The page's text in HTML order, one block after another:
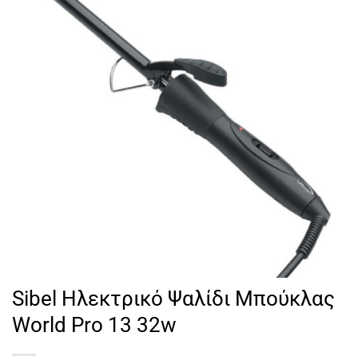
Sibel Ηλεκτρικό Ψαλίδι Μπούκλας
World Pro 13 32w